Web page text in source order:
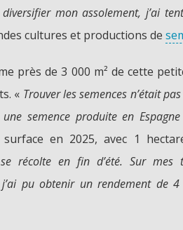
mon assolement, j’ai
cultures et productions de
près de 3 000 m² de cette
« Trouver les semences n’était
semence produite en Espagne
en 2025, avec 1
récolte en fin d’été. Sur mes
j’ai pu obtenir un rendement de